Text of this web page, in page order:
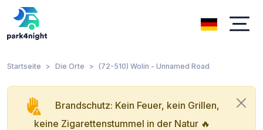
Startseite Die Orte (72-510) Wolin - Unnamed Road
Brandschutz: Kein Feuer, kein Grillen,
keine Zigarettenstummel in der Natur 🔥